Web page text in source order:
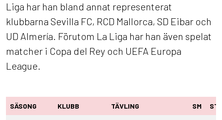
Liga har han bland annat representerat
klubbarna Sevilla FC, RCD Mallorca, SD Eibar och
UD Almería. Förutom La Liga har han även spelat
matcher i Copa del Rey och UEFA Europa
League.
SÄSONG KLUBB TÄVLING SM STA